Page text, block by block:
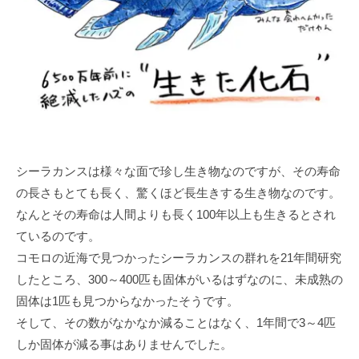
シーラカンスは様々な面で珍し生き物なのですが、その寿命
の長さもとても長く、驚くほど長生きする生き物なのです。
なんとその寿命は人間よりも長く100年以上も生きるとされ
ているのです。
コモロの近海で見つかったシーラカンスの群れを21年間研究
したところ、300～400匹も固体がいるはずなのに、未成熟の
固体は1匹も見つからなかったそうです。
そして、その数がなかなか減ることはなく、1年間で3～4匹
しか固体が減る事はありませんでした。